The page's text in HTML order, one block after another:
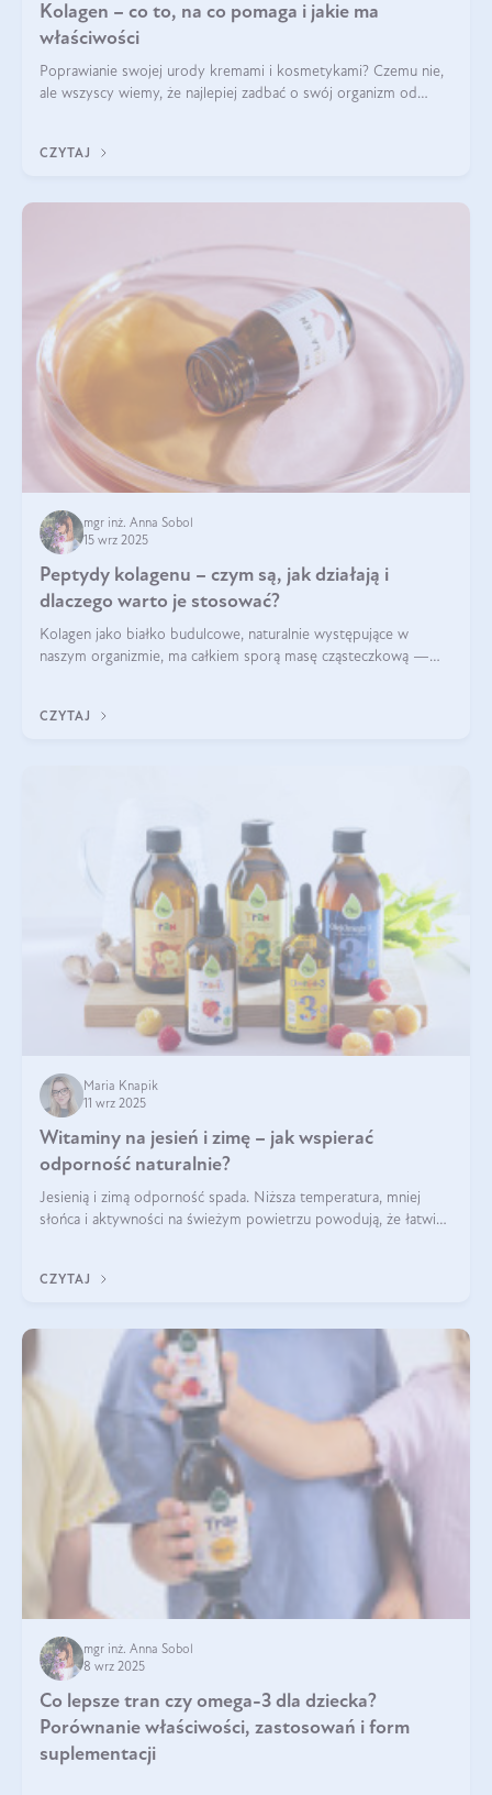
Kolagen – co to, na co pomaga i jakie ma
właściwości
Poprawianie swojej urody kremami i kosmetykami? Czemu nie,
ale wszyscy wiemy, że najlepiej zadbać o swój organizm od
wysokiej jakości suplem
CZYTAJ
mgr inż. Anna Sobol
15 wrz 2025
Peptydy kolagenu – czym są, jak działają i
dlaczego warto je stosować?
Kolagen jako białko budulcowe, naturalnie występujące w
naszym organizmie, ma całkiem sporą masę cząsteczkową —
bardziej biodostępny
CZYTAJ
Maria Knapik
11 wrz 2025
Witaminy na jesień i zimę – jak wspierać
odporność naturalnie?
Jesienią i zimą odporność spada. Niższa temperatura, mniej
słońca i aktywności na świeżym powietrzu powodują, że łatwiej
suplementować jesienią i zimą?
CZYTAJ
mgr inż. Anna Sobol
8 wrz 2025
Co lepsze tran czy omega-3 dla dziecka?
Porównanie właściwości, zastosowań i form
suplementacji